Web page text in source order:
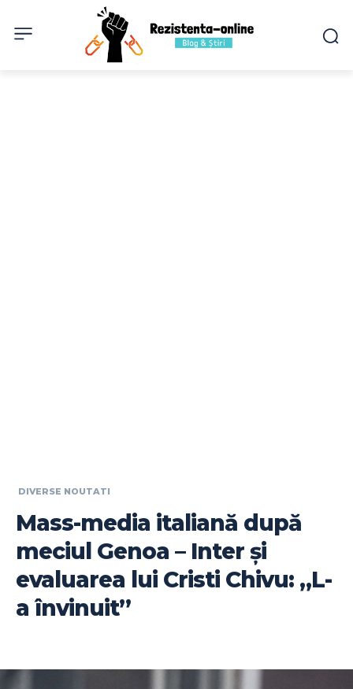
DIVERSE NOUTATI
Mass-media italiană după
meciul Genoa – Inter și
evaluarea lui Cristi Chivu: „L-
a învinuit”